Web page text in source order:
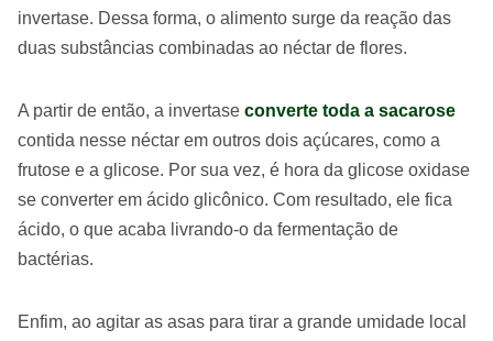
invertase. Dessa forma, o alimento surge da reação das
duas substâncias combinadas ao néctar de flores.
A partir de então, a invertase converte toda a sacarose
contida nesse néctar em outros dois açúcares, como a
frutose e a glicose. Por sua vez, é hora da glicose oxidase
se converter em ácido glicônico. Com resultado, ele fica
ácido, o que acaba livrando-o da fermentação de
bactérias.
Enfim, ao agitar as asas para tirar a grande umidade local